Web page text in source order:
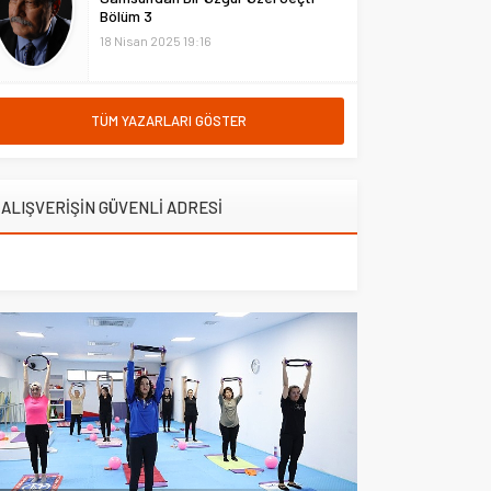
Bakanlığından...
Bölüm 3
18 Nisan 2025 19:16
TÜM YAZARLARI GÖSTER
ALIŞVERİŞİN GÜVENLİ ADRESİ